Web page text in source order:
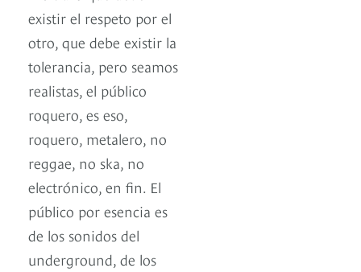
existir el respeto por el
otro, que debe existir la
tolerancia, pero seamos
realistas, el público
roquero, es eso,
roquero, metalero, no
reggae, no ska, no
electrónico, en fin. El
público por esencia es
de los sonidos del
underground, de los